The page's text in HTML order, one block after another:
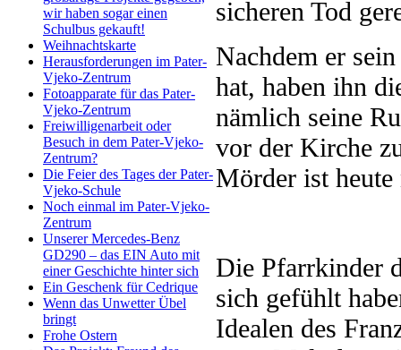
wir haben sogar einen
Schulbus gekauft!
Weihnachtskarte
Herausforderungen im Pater-
Vjeko-Zentrum
Fotoapparate für das Pater-
Vjeko-Zentrum
Freiwilligenarbeit oder
Besuch in dem Pater-Vjeko-
Zentrum?
Die Feier des Tages der Pater-
Vjeko-Schule
Noch einmal im Pater-Vjeko-
Zentrum
Unserer Mercedes-Benz
GD290 – das EIN Auto mit
einer Geschichte hinter sich
Ein Geschenk für Cedrique
Wenn das Unwetter Übel
bringt
Frohe Ostern
sicheren Tod
Nachdem er
hat, haben ihn
nämlich seine
vor der Kirche
Mörder ist heute
Die Pfarrkinder
sich gefühlt
Idealen des